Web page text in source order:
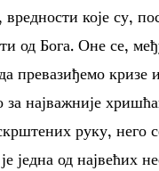
вредности које су,
од Бога. Оне се,
превазиђемо кризе
за најважније
руку, него
једна од највећих